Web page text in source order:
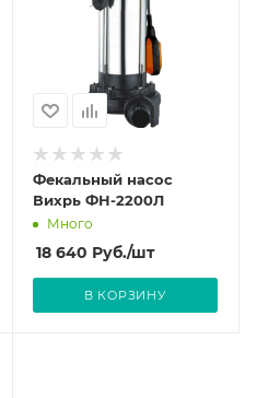
Фекальный насос
Вихрь ФН-2200Л
Много
18 640 Руб./шт
В КОРЗИНУ